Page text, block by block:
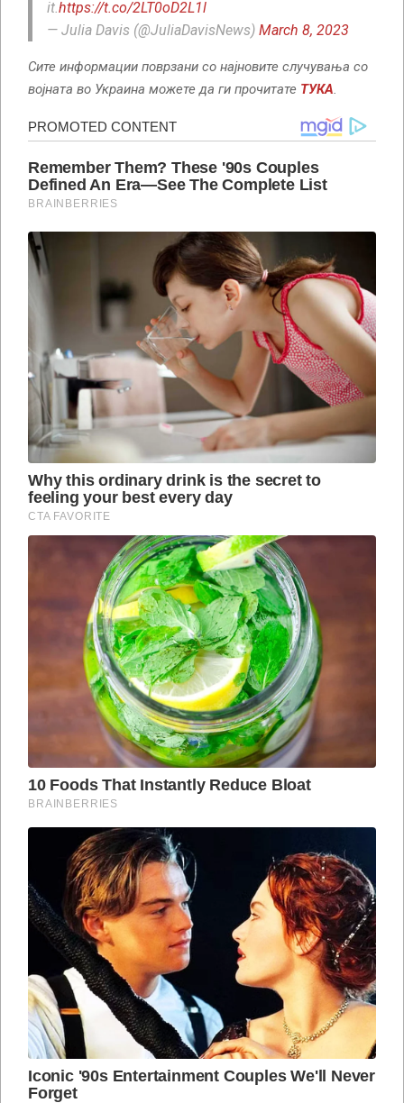
it.https://t.co/2LT0oD2L1l
— Julia Davis (@JuliaDavisNews) March 8, 2023
Сите информации поврзани со најновите случувања со
војната во Украина можете да ги прочитате ТУКА.